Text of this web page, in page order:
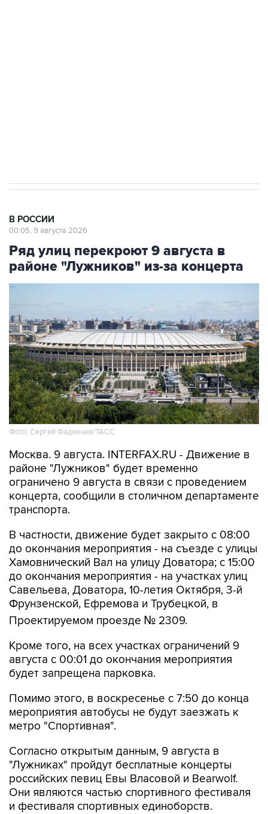
В РОССИИ
00:05, 9 августа 2026
Ряд улиц перекроют 9 августа в
районе "Лужников" из-за концерта
Фото: Сергей Фадеичев/ТАСС
Москва. 9 августа. INTERFAX.RU - Движение в
районе "Лужников" будет временно
ограничено 9 августа в связи с проведением
концерта, сообщили в столичном департаменте
транспорта.
В частности, движение будет закрыто с 08:00
до окончания мероприятия - на съезде с улицы
Хамовнический Вал на улицу Доватора; с 15:00
до окончания мероприятия - на участках улиц
Савельева, Доватора, 10-летия Октября, 3-й
Фрунзенской, Ефремова и Трубецкой, в
Проектируемом проезде № 2309.
Кроме того, на всех участках ограничений 9
августа с 00:01 до окончания мероприятия
будет запрещена парковка.
Помимо этого, в воскресенье с 7:50 до конца
мероприятия автобусы не будут заезжать к
метро "Спортивная".
Согласно открытым данным, 9 августа в
"Лужниках" пройдут бесплатные концерты
российских певиц Евы Власовой и Bearwolf.
Они являются частью спортивного фестиваля
и фестиваля спортивных единоборств.